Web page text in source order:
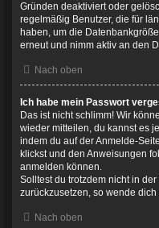
Gründen deaktiviert oder
regelmäßig Benutzer, die für
haben, um die
erneut und nimm aktiv an den
Nach oben
Ich habe mein Passwort
Das ist nicht schlimm! Wir
wieder mitteilen, du kannst es
indem du auf der Anmelde-
klickst und den Anweisungen
anmelden können.
Solltest du trotzdem nicht in
zurückzusetzen, so wende
Nach oben